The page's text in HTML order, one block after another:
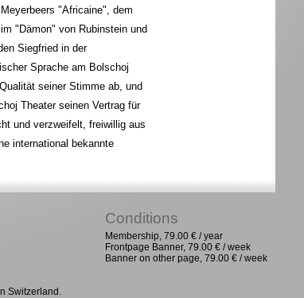
"Africaine", dem
"Dämon" von Rubinstein und
Siegfried in der
Sprache am Bolschoj
seiner Stimme ab, und
Theater seinen Vertrag für
und verzweifelt, freiwillig aus
international bekannte
Conditions
Switzerland.
Membership, 79.00 € / year
Frontpage Banner, 79.00 € / week
Banner on other page, 79.00 € / week